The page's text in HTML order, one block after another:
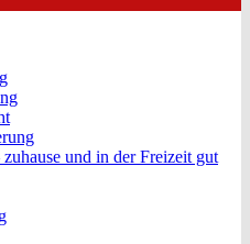
und in der Freizeit gut